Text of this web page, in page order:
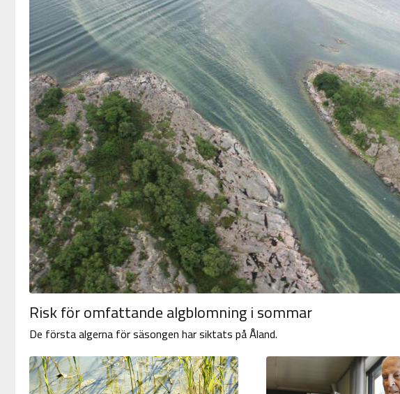
Risk för omfattande algblomning i sommar
De första algerna för säsongen har siktats på Åland.